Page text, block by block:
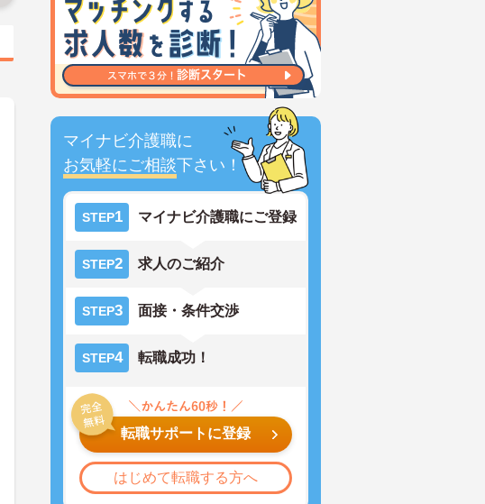
マイナビ介護職に
お気軽にご相談下さい！
STEP1 マイナビ介護職にご登録
STEP2 求人のご紹介
STEP3 面接・条件交渉
STEP4 転職成功！
転職サポートに登録
はじめて転職する方へ